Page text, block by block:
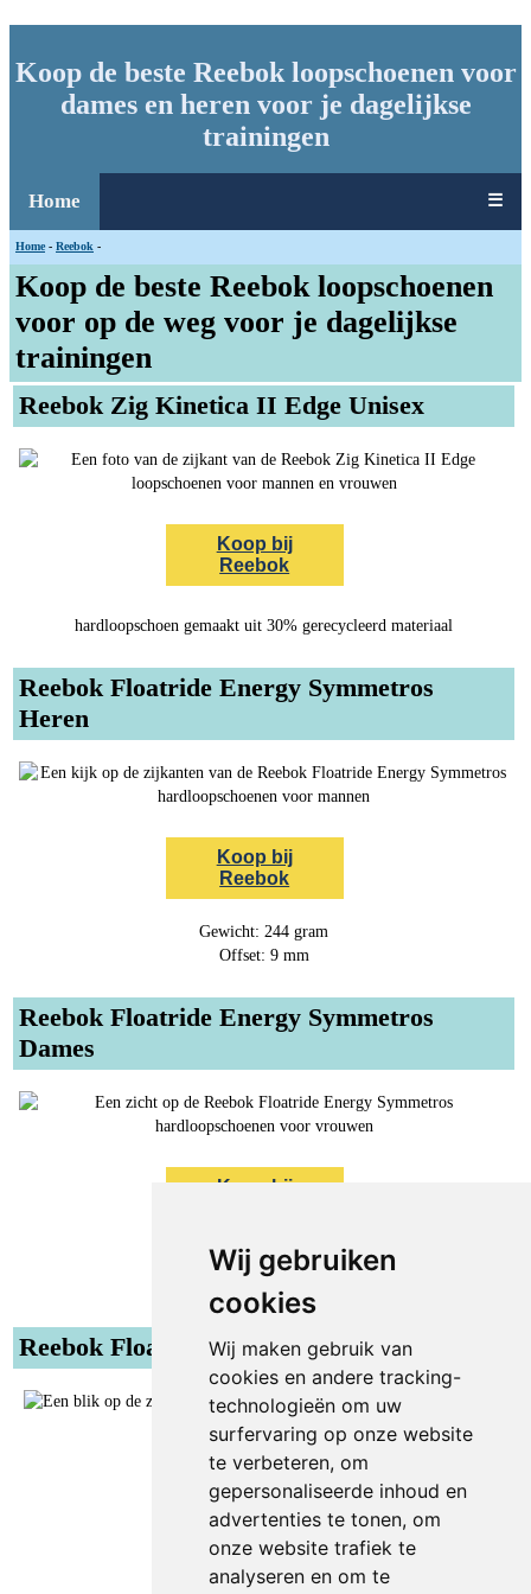
Wij gebruiken
cookies
Wij maken gebruik van
cookies en andere tracking-
technologieën om uw
surfervaring op onze website
te verbeteren, om
gepersonaliseerde inhoud en
advertenties te tonen, om
onze website trafiek te
analyseren en om te
Koop de beste Reebok loopschoenen voor
dames en heren voor je dagelijkse
trainingen
Home ☰
Home - Reebok -
Koop de beste Reebok loopschoenen
voor op de weg voor je dagelijkse
trainingen
Reebok Zig Kinetica II Edge Unisex
Koop bij
Reebok
hardloopschoen gemaakt uit 30% gerecycleerd materiaal
Reebok Floatride Energy Symmetros
Heren
Koop bij
Reebok
Gewicht: 244 gram
Offset: 9 mm
Reebok Floatride Energy Symmetros
Dames
Koop bij
Gewicht: 190 gram
Reebok Floatride Energy 4
Koop bij
Reebok
Offset: 9 mm